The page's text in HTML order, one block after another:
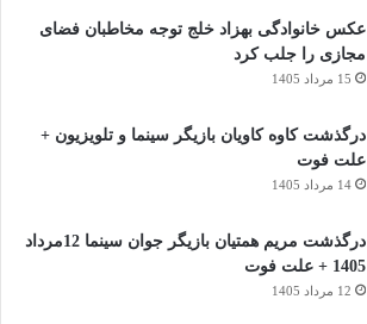
عکس خانوادگی بهزاد خلج توجه مخاطبان فضای
مجازی را جلب کرد
15 مرداد 1405
درگذشت کاوه کاویان بازیگر سینما و تلویزیون +
علت فوت
14 مرداد 1405
درگذشت مریم همتیان بازیگر جوان سینما 12مرداد
1405 + علت فوت
12 مرداد 1405